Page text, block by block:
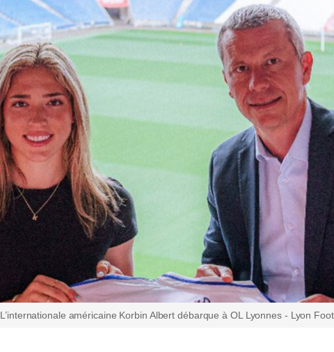
L’internationale américaine Korbin Albert débarque à OL Lyonnes - Lyon Foot